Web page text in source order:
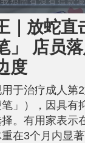
｜放蛇直
」 店员
度
于治疗成人第
」），因具有
。有用家表示
重在3个月内显